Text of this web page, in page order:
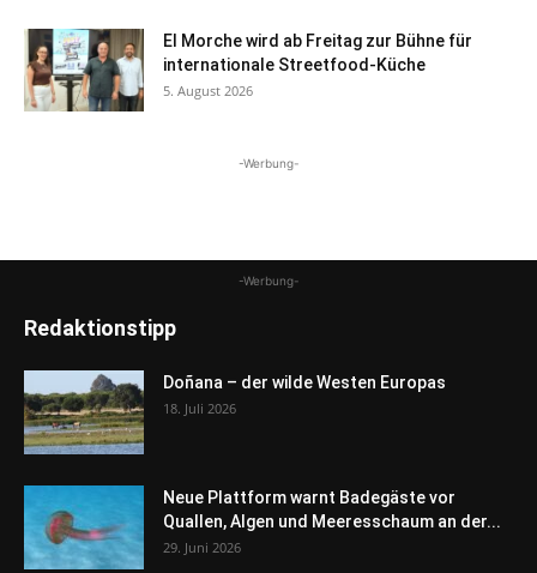
El Morche wird ab Freitag zur Bühne für
internationale Streetfood-Küche
5. August 2026
-Werbung-
-Werbung-
Redaktionstipp
Doñana – der wilde Westen Europas
18. Juli 2026
Neue Plattform warnt Badegäste vor
Quallen, Algen und Meeresschaum an der...
29. Juni 2026